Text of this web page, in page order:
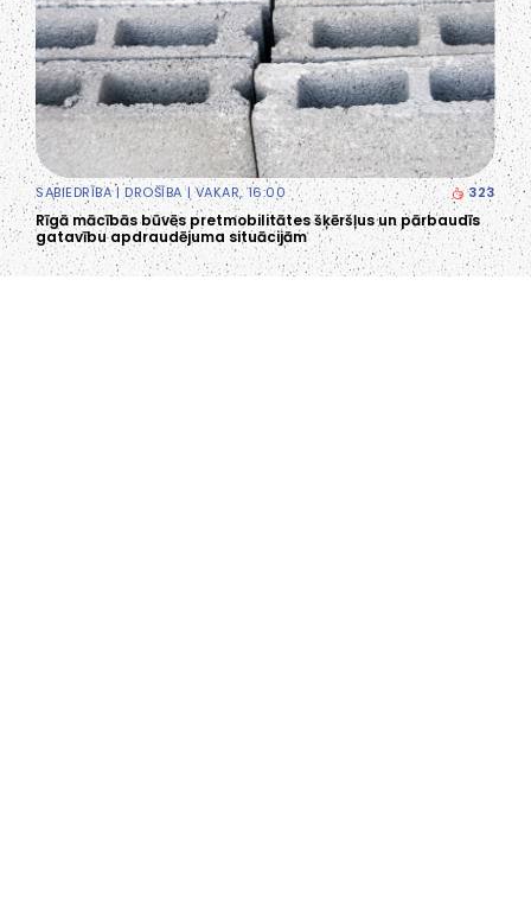
SABIEDRĪBA| DROŠĪBA| VAKAR, 16:00 323
Rīgā mācībās būvēs pretmobilitātes šķēršļus un pārbaudīs
gatavību apdraudējuma situācijām